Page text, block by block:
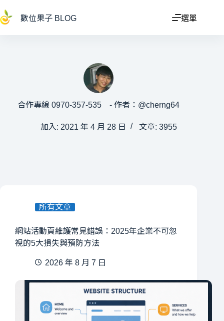
至
數位果子 BLOG 選單
合作專線 0970-357-535 - 作者：@cherng64
加入: 2021 年 4 月 28 日 文章: 3955
所有文章
網站活動頁維護常見錯誤：2025年企業不可忽
視的5大損失與預防方法
2026 年 8 月 7 日